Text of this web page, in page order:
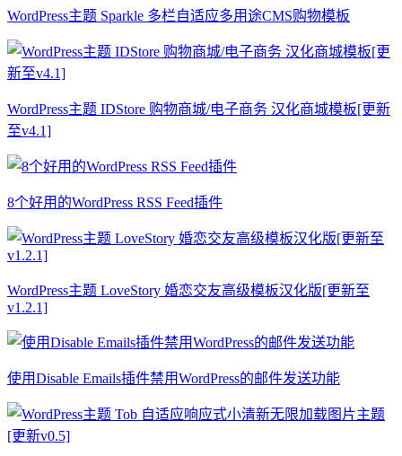
WordPress主题 Sparkle 多栏自适应多用途CMS购物模板
WordPress主题 IDStore 购物商城/电子商务 汉化商城模板[更新
至v4.1]
8个好用的WordPress RSS Feed插件
WordPress主题 LoveStory 婚恋交友高级模板汉化版[更新至
v1.2.1]
使用Disable Emails插件禁用WordPress的邮件发送功能